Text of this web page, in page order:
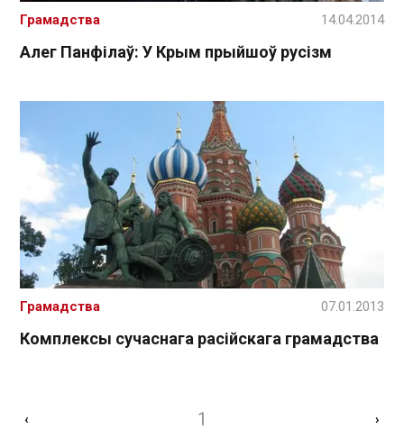
Алег Панфілаў: У Крым прыйшоў русізм
Грамадства 14.04.2014
Комплексы сучаснага расійскага грамадства
Грамадства 07.01.2013
‹ 1 ›